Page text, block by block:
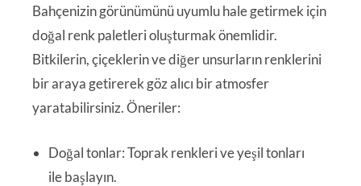
Bahçenizin görünümünü uyumlu hale getirmek için
doğal renk paletleri oluşturmak önemlidir.
Bitkilerin, çiçeklerin ve diğer unsurların renklerini
bir araya getirerek göz alıcı bir atmosfer
yaratabilirsiniz. Öneriler:
Doğal tonlar: Toprak renkleri ve yeşil tonları
ile başlayın.